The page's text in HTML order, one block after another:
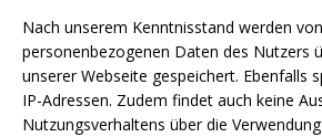
Nach unserem Kenntnisstand werden
personenbezogenen Daten des Nutzers
unserer Webseite gespeichert. Ebenfalls
IP-Adressen. Zudem findet auch keine
Nutzungsverhaltens über die